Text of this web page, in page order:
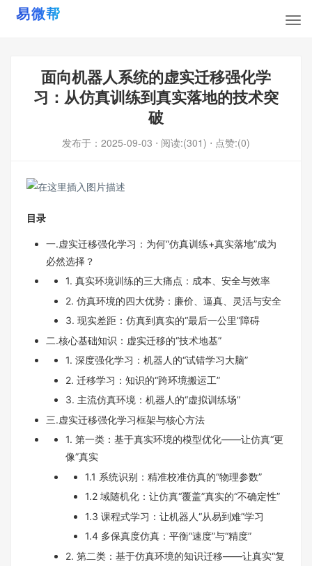
面向机器人系统的虚实迁移强化学
习：从仿真训练到真实落地的技术突
破
发布于： 2025-09-03 ⋅ 阅读:(301) ⋅ 点赞:(0)
目录
一.虚实迁移强化学习：为何“仿真训练+真实落地”成为
必然选择？
1. 真实环境训练的三大痛点：成本、安全与效率
2. 仿真环境的四大优势：廉价、逼真、灵活与安全
3. 现实差距：仿真到真实的“最后一公里”障碍
二.核心基础知识：虚实迁移的“技术地基”
1. 深度强化学习：机器人的“试错学习大脑”
2. 迁移学习：知识的“跨环境搬运工”
3. 主流仿真环境：机器人的“虚拟训练场”
三.虚实迁移强化学习框架与核心方法
1. 第一类：基于真实环境的模型优化——让仿真“更
像”真实
1.1 系统识别：精准校准仿真的“物理参数”
1.2 域随机化：让仿真“覆盖”真实的“不确定性”
1.3 课程式学习：让机器人“从易到难”学习
1.4 多保真度仿真：平衡“速度”与“精度”
2. 第二类：基于仿真环境的知识迁移——让真实“复